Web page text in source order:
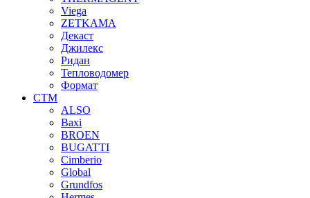
Viega
ZETKAMA
Декаст
Джилекс
Ридан
Тепловодомер
Формат
СТМ
ALSO
Baxi
BROEN
BUGATTI
Cimberio
Global
Grundfos